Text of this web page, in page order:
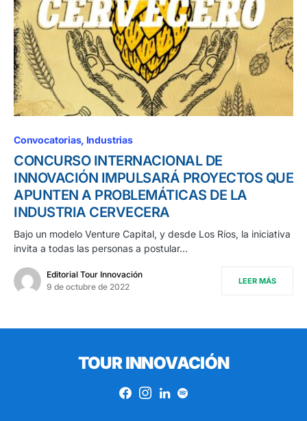
Convocatorias Industrias
CONCURSO INTERNACIONAL DE
INNOVACIÓN IMPULSARÁ PROYECTOS QUE
APUNTEN A PROBLEMÁTICAS DE LA
INDUSTRIA CERVECERA
Bajo un modelo Venture Capital, y desde Los Ríos, la iniciativa
invita a todas las personas a postular…
Editorial Tour Innovación
9 de octubre de 2022
LEER MÁS
TOUR INNOVACIÓN